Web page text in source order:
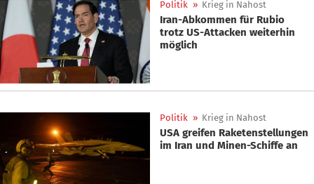
Politik » Krieg in Nahost
Iran-Abkommen für Rubio
trotz US-Attacken weiterhin
möglich
Politik » Krieg in Nahost
USA greifen Raketenstellungen
im Iran und Minen-Schiffe an